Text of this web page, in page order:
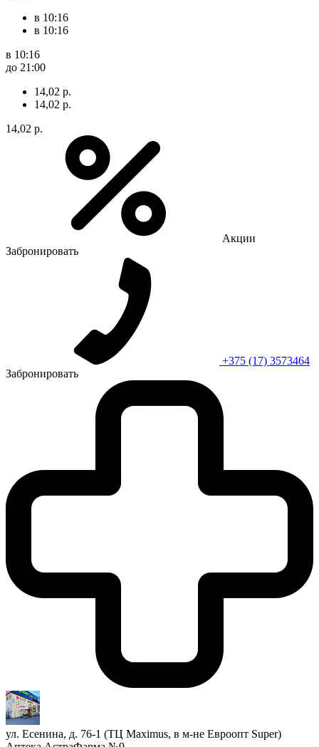
в 10:16
в 10:16
в 10:16
до 21:00
14,02 р.
14,02 р.
14,02 р.
Акции
Забронировать
+375 (17) 3573464
Забронировать
ул. Есенина, д. 76-1 (ТЦ Maximus, в м-не Евроопт Super)